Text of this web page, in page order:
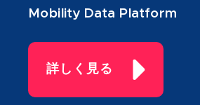
Mobility Data Platform
詳しく見る